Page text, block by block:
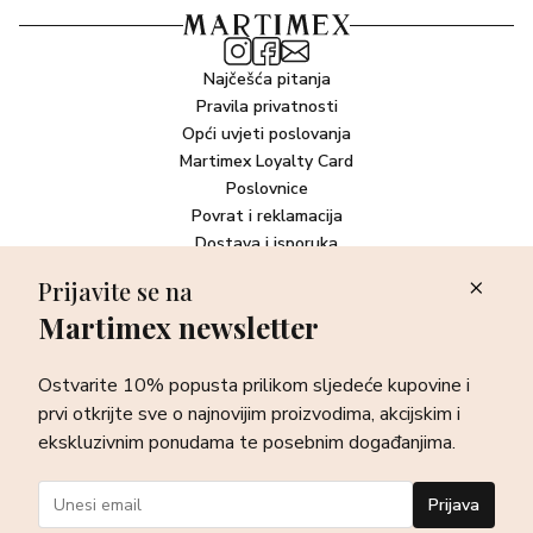
Najčešća pitanja
Pravila privatnosti
Opći uvjeti poslovanja
Martimex Loyalty Card
Poslovnice
Povrat i reklamacija
Dostava i isporuka
Newsletter
sve o najnovijim proizvodima, akcijskim i ekskluzivnim
ponudama te posebnim događanjima.
Prijava
Prijavite se na
Martimex newsletter
Ostvarite 10% popusta prilikom sljedeće kupovine i
prvi otkrijte sve o najnovijim proizvodima, akcijskim i
ekskluzivnim ponudama te posebnim događanjima.
Prijava